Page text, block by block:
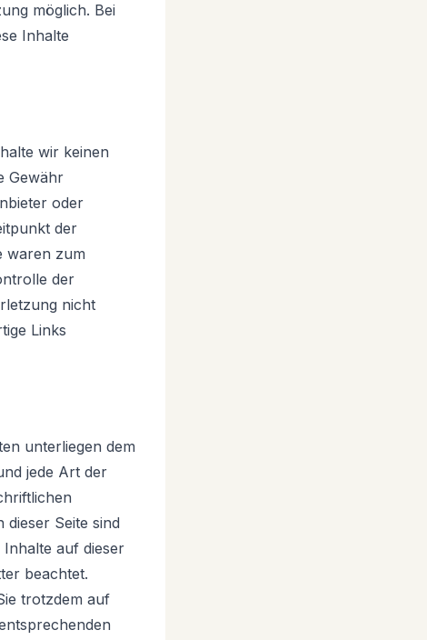
möglich. Bei
Inhalte
wir keinen
Gewähr
oder
der
waren zum
der
nicht
Links
unterliegen dem
jede Art der
dieser Seite sind
auf dieser
beachtet.
trotzdem auf